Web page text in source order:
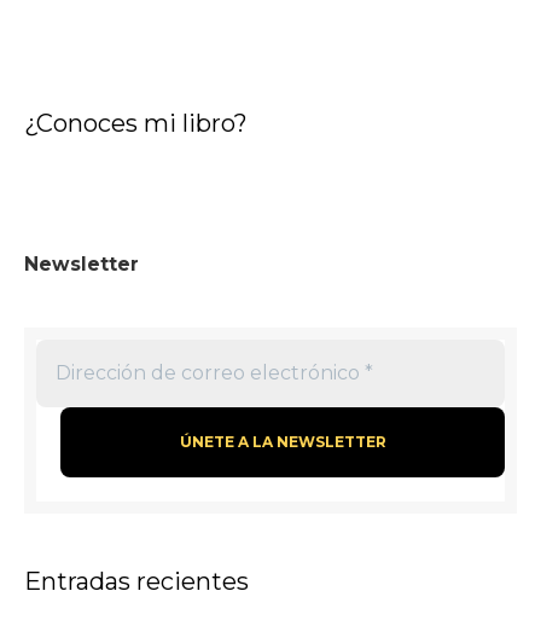
:¿Conoces mi libro?
Newsletter
Entradas recientes